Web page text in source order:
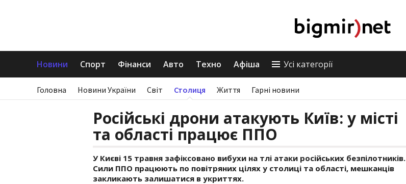
Новини Спорт Фінанси Авто Техно Афіша Усі категорії
Головна Новини України Світ Столиця Життя Гарні новини
Російські дрони атакують Київ: у місті
та області працює ППО
У Києві 15 травня зафіксовано вибухи на тлі атаки російських безпілотників.
Сили ППО працюють по повітряних цілях у столиці та області, мешканців
закликають залишатися в укриттях.